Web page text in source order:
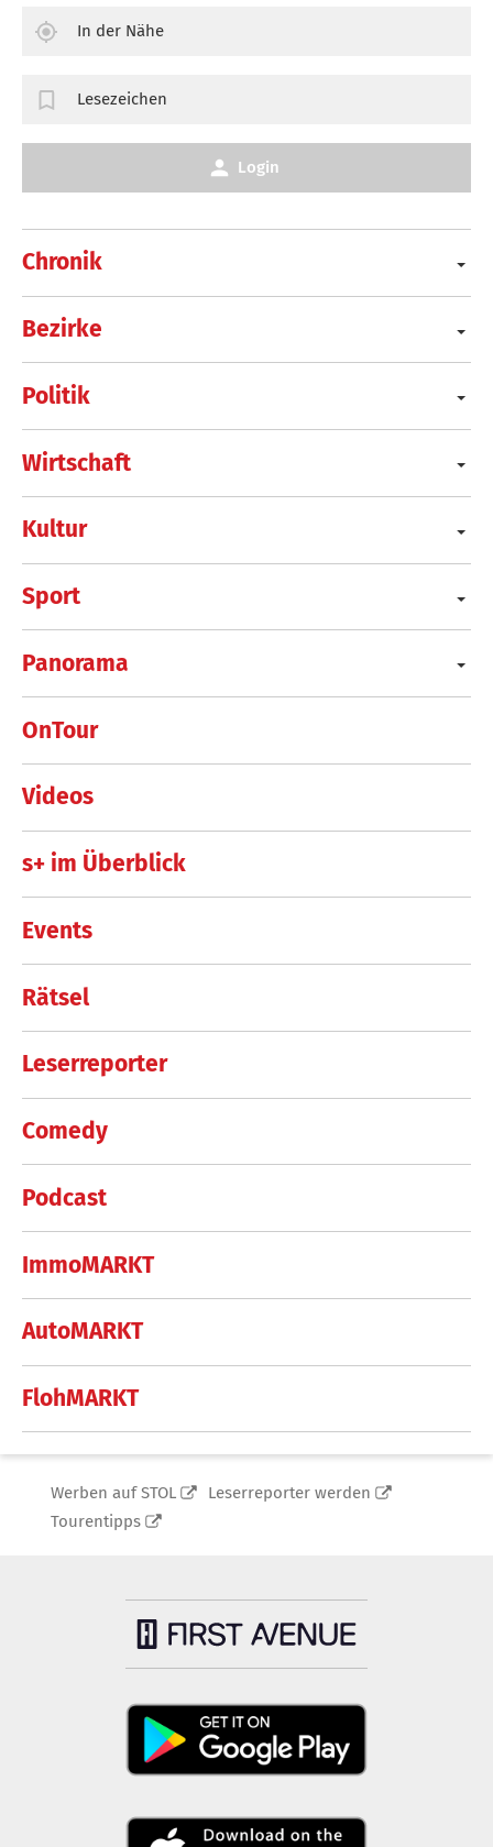
Chronik
Bezirke
Politik
Wirtschaft
Kultur
Sport
Panorama
OnTour
Videos
s+ im Überblick
Events
Rätsel
Leserreporter
Comedy
Podcast
ImmoMARKT
AutoMARKT
FlohMARKT
In der Nähe
Lesezeichen
Login
Werben auf STOL
Leserreporter werden
Tourentipps